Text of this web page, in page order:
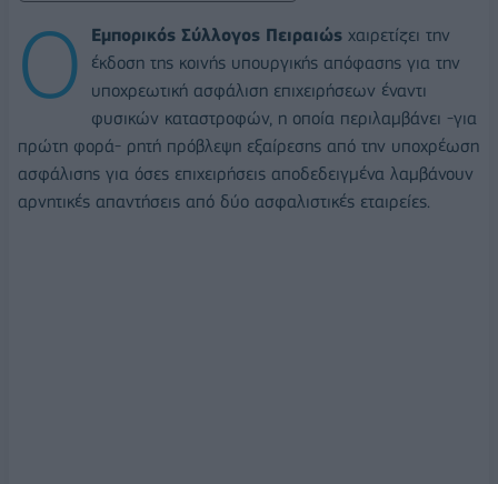
Ο Εμπορικός Σύλλογος Πειραιώς χαιρετίζει την
έκδοση της κοινής υπουργικής απόφασης για την
υποχρεωτική ασφάλιση επιχειρήσεων έναντι
φυσικών καταστροφών, η οποία περιλαμβάνει -για
πρώτη φορά- ρητή πρόβλεψη εξαίρεσης από την υποχρέωση
ασφάλισης για όσες επιχειρήσεις αποδεδειγμένα λαμβάνουν
αρνητικές απαντήσεις από δύο ασφαλιστικές εταιρείες.